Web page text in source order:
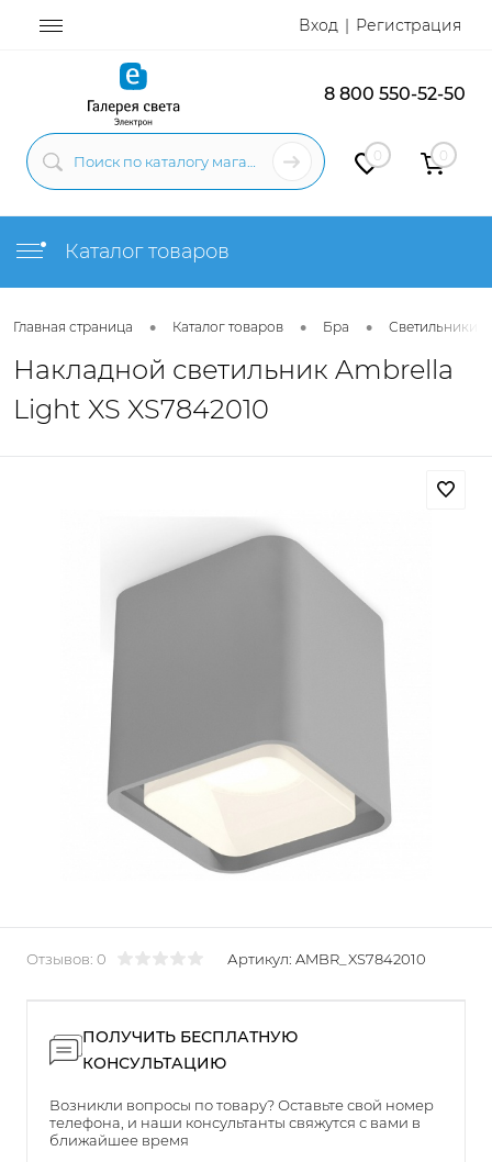
Вход Регистрация
8 800 550-52-50
0 0
Каталог товаров
Главная страница • Каталог товаров • Бра • Светильники
Накладной светильник Ambrella
Light XS XS7842010
Отзывов: 0 Артикул: AMBR_XS7842010
ПОЛУЧИТЬ БЕСПЛАТНУЮ
КОНСУЛЬТАЦИЮ
Возникли вопросы по товару? Оставьте свой номер
телефона, и наши консультанты свяжутся с вами в
ближайшее время